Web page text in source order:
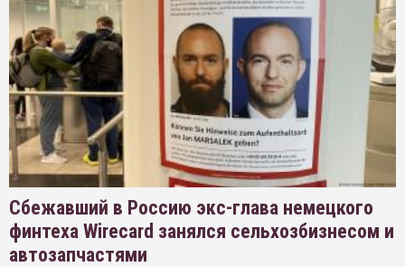
Сбежавший в Россию экс-глава немецкого
финтеха Wirecard занялся сельхозбизнесом и
автозапчастями